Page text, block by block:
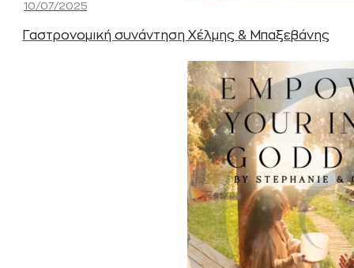
10/07/2025
Γαστρονομική συνάντηση Χέλμης & Μπαξεβάνης